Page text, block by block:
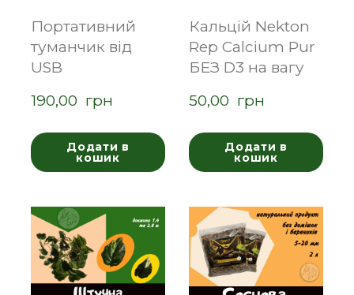
Портативний
туманчик від
USB
190,00  грн
Додати в
кошик
Кальцій Nekton
Rep Calcium Pur
БЕЗ D3 на вагу
50,00  грн
Додати в
кошик